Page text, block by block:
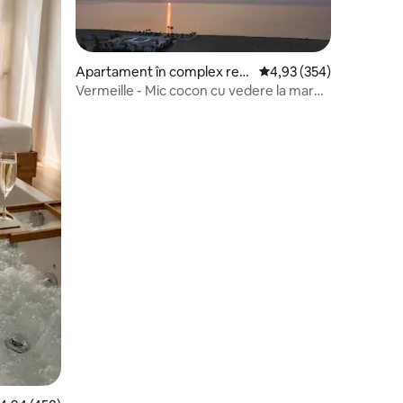
Apartament în complex rezi
dențial
Scor mediu de 4,93
4,93 (354)
Vermeille - Mic cocon cu vedere la mare,